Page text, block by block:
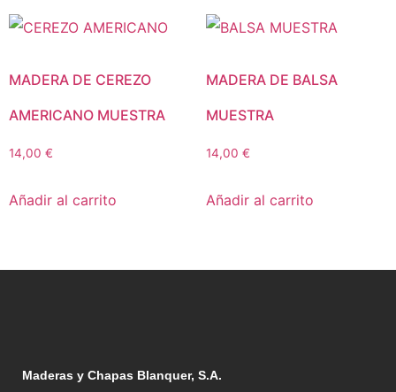
MADERA DE CEREZO
AMERICANO MUESTRA
14,00 €
Añadir al carrito
MADERA DE BALSA
MUESTRA
14,00 €
Añadir al carrito
Maderas y Chapas Blanquer, S.A.